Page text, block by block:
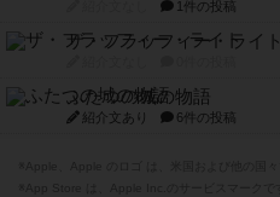
1件の投稿
ザ・フラッフィー・ライト
ふたつの城の物語
紹介文あり 6件の投稿